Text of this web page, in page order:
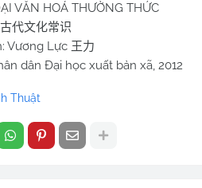
VĂN HOÁ THƯỜNG THỨC
代文化常识
Vương Lực 王力
dân Đại học xuất bản xã, 2012
Thuật